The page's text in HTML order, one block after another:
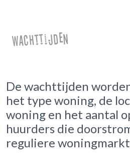
Wachttijden
De wachttijden
het type woning, de
woning en het aantal
huurders die
reguliere